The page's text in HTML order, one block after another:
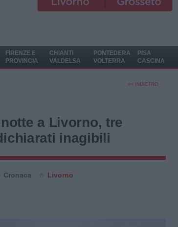
FIRENZE E
PROVINCIA
CHIANTI
VALDELSA
PONTEDERA
VOLTERRA
PISA
CASCINA
<< INDIETRO
a Livorno, tre
inagibili
Cronaca Livorno